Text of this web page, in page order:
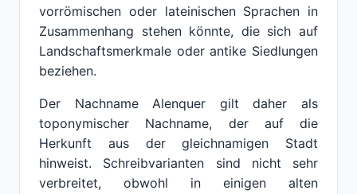
vorrömischen oder lateinischen Sprachen in
Zusammenhang stehen könnte, die sich auf
Landschaftsmerkmale oder antike Siedlungen
beziehen.
Der Nachname Alenquer gilt daher als
toponymischer Nachname, der auf die
Herkunft aus der gleichnamigen Stadt
hinweist. Schreibvarianten sind nicht sehr
verbreitet, obwohl in einigen alten